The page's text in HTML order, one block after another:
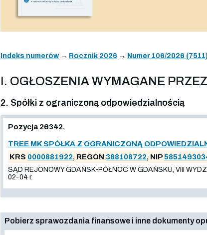
Indeks numerów → Rocznik 2026 → Numer 106/2026
I. OGŁOSZENIA WYMAGANE
2. Spółki z ograniczoną odpowiedzialnością
Pozycja 26342.
TREE MK SPÓŁKA Z OGRANICZONĄ
KRS 0000881922, REGON 388108722, NIP
SĄD REJONOWY GDAŃSK-PÓŁNOC W GDAŃSKU, VIII
02-04 r.
Pobierz sprawozdania finansowe i inne dokumenty